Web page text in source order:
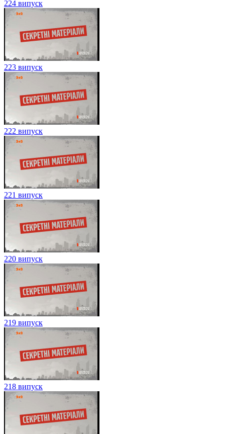
224 випуск
223 випуск
222 випуск
221 випуск
220 випуск
219 випуск
218 випуск